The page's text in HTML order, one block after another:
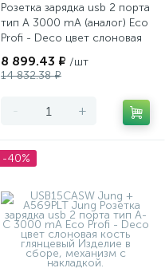
Розетка зарядка usb 2 порта
тип А 3000 mA (аналог) Eco
Profi - Deco цвет слоновая
8 899.43 ₽ /шт
14 832.38 ₽
- +
-40%